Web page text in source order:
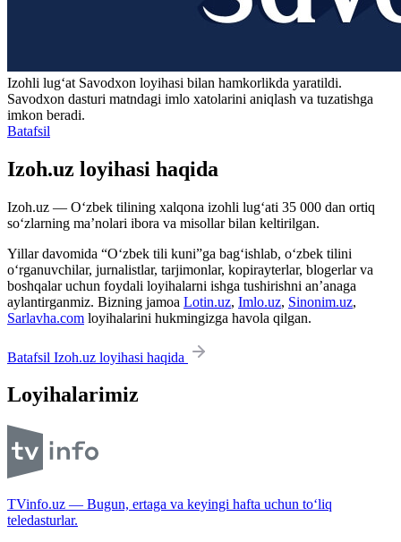
Izohli lugʻat Savodxon loyihasi bilan hamkorlikda yaratildi.
Savodxon dasturi matndagi imlo xatolarini aniqlash va tuzatishga
imkon beradi.
Batafsil
Izoh.uz loyihasi haqida
Izoh.uz — O‘zbek tilining xalqona izohli lug‘ati 35 000 dan ortiq
so‘zlarning ma’nolari ibora va misollar bilan keltirilgan.
Yillar davomida “O‘zbek tili kuni”ga bag‘ishlab, o‘zbek tilini
o‘rganuvchilar, jurnalistlar, tarjimonlar, kopirayterlar, blogerlar va
boshqalar uchun foydali loyihalarni ishga tushirishni an’anaga
aylantirganmiz. Bizning jamoa Lotin.uz, Imlo.uz, Sinonim.uz,
Sarlavha.com loyihalarini hukmingizga havola qilgan.
Batafsil Izoh.uz loyihasi haqida
Loyihalarimiz
TVinfo.uz — Bugun, ertaga va keyingi hafta uchun to‘liq
teledasturlar.